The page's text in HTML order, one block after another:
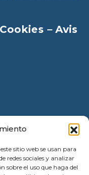
sitio web se usan para
redes sociales y analizar
sobre el uso que haga del
– Avis